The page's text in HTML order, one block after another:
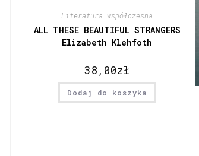
Literatura współczesna
ALL THESE BEAUTIFUL STRANGERS
Elizabeth Klehfoth
38,00zł
Dodaj do koszyka